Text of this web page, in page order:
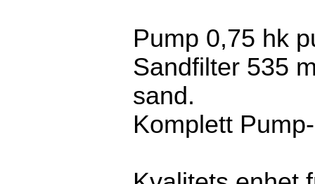
Pump 0,75 hk
Sandfilter 535
sand.
Komplett